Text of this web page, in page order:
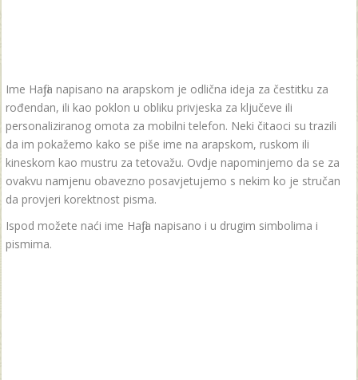
Ime Hafija napisano na arapskom je odlična ideja za čestitku za
rođendan, ili kao poklon u obliku privjeska za ključeve ili
personaliziranog omota za mobilni telefon. Neki čitaoci su trazili
da im pokažemo kako se piše ime na arapskom, ruskom ili
kineskom kao mustru za tetovažu. Ovdje napominjemo da se za
ovakvu namjenu obavezno posavjetujemo s nekim ko je stručan
da provjeri korektnost pisma.
Ispod možete naći ime Hafija napisano i u drugim simbolima i
pismima.